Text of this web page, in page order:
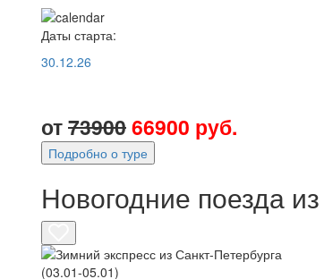
Даты старта:
30.12.26
от7390066900 руб.
Подробно о туре
Новогодние поезда